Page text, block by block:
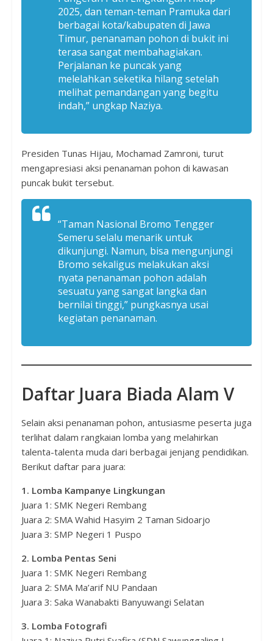
2025, dan teman-teman Pramuka dari
berbagai kota/kabupaten di Jawa
Timur, penanaman pohon di bukit ini
terasa sangat membahagiakan.
Perjalanan ke puncak yang
melelahkan seketika hilang setelah
melihat pemandangan yang begitu
indah,” ungkap Naziya.
Presiden Tunas Hijau, Mochamad Zamroni, turut
mengapresiasi aksi penanaman pohon di kawasan
puncak bukit tersebut.
“Taman Nasional Bromo Tengger
Semeru selalu menarik untuk
dikunjungi. Namun, bisa mengunjungi
Bromo sekaligus melakukan aksi
nyata penanaman pohon adalah
sesuatu yang sangat langka dan
bernilai tinggi,” pungkasnya usai
kegiatan penanaman.
Daftar Juara Biada Alam V
Selain aksi penanaman pohon, antusiasme peserta juga
terlihat dalam rangkaian lomba yang melahirkan
talenta-talenta muda dari berbagai jenjang pendidikan.
Berikut daftar para juara:
1. Lomba Kampanye Lingkungan
Juara 1: SMK Negeri Rembang
Juara 2: SMA Wahid Hasyim 2 Taman Sidoarjo
Juara 3: SMP Negeri 1 Puspo
2. Lomba Pentas Seni
Juara 1: SMK Negeri Rembang
Juara 2: SMA Ma’arif NU Pandaan
Juara 3: Saka Wanabakti Banyuwangi Selatan
3. Lomba Fotografi